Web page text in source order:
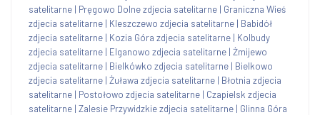
satelitarne | Pręgowo Dolne zdjecia satelitarne | Graniczna Wieś
zdjecia satelitarne | Kleszczewo zdjecia satelitarne | Babidół
zdjecia satelitarne | Kozia Góra zdjecia satelitarne | Kolbudy
zdjecia satelitarne | Elganowo zdjecia satelitarne | Żmijewo
zdjecia satelitarne | Bielkówko zdjecia satelitarne | Bielkowo
zdjecia satelitarne | Żuława zdjecia satelitarne | Błotnia zdjecia
satelitarne | Postołowo zdjecia satelitarne | Czapielsk zdjecia
satelitarne | Zalesie Przywidzkie zdjecia satelitarne | Glinna Góra